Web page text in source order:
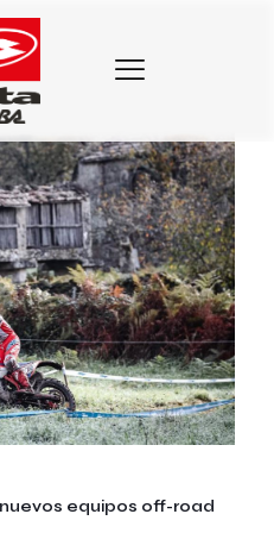
Autores Mostrar todo
equipos off-road